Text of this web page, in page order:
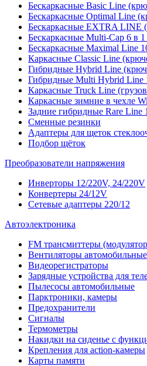
Бескаркасные Basic Line
Бескаркасные Optimal Line
Бескаркасные EXTRA LINE
Бескаркасные Multi-Cap 6 в
Бескаркасные Maximal Line
Каркасные Classic Line
Гибридные Hybrid Line
Гибридные Multi Hybrid Line
Каркасные Truck Line
Каркасные зимние в чехле
Задние гибридные Rare Line
Сменные резинки
Адаптеры для щеток
Подбор щёток
Преобразователи напряжения
Инверторы 12/220V, 24/220V
Конвертеры 24/12V
Сетевые адаптеры 220/12
Автоэлектроника
FM трансмиттеры
Вентиляторы автомобильные
Видеорегистраторы
Зарядные устройства для
Пылесосы автомобильные
Парктроники, камеры
Предохранители
Сигналы
Термометры
Накидки на сиденье с
Крепления для action-камеры
Карты памяти